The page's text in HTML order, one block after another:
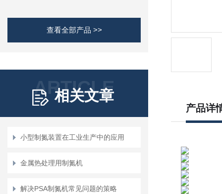
查看全部产品 >>
ARTICLE
相关文章
小型制氮装置在工业生产中的应用
金属热处理用制氮机
解决PSA制氮机常见问题的策略
产品详